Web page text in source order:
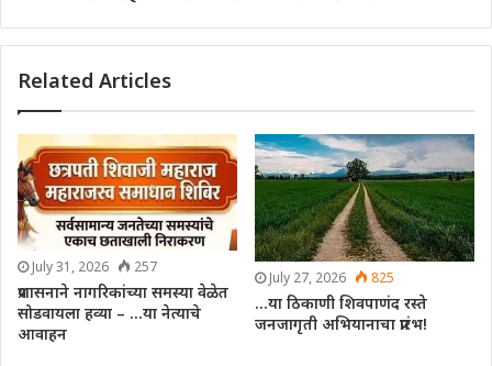
Related Articles
July 31, 2026 257
प्रशासनाने नागरिकांच्या समस्या वेळेत
सोडवायला हव्या – …या नेत्याचे
आवाहन
July 27, 2026 825
…या ठिकाणी शिवपाणंद रस्ते
जनजागृती अभियानाचा प्रारंभ!